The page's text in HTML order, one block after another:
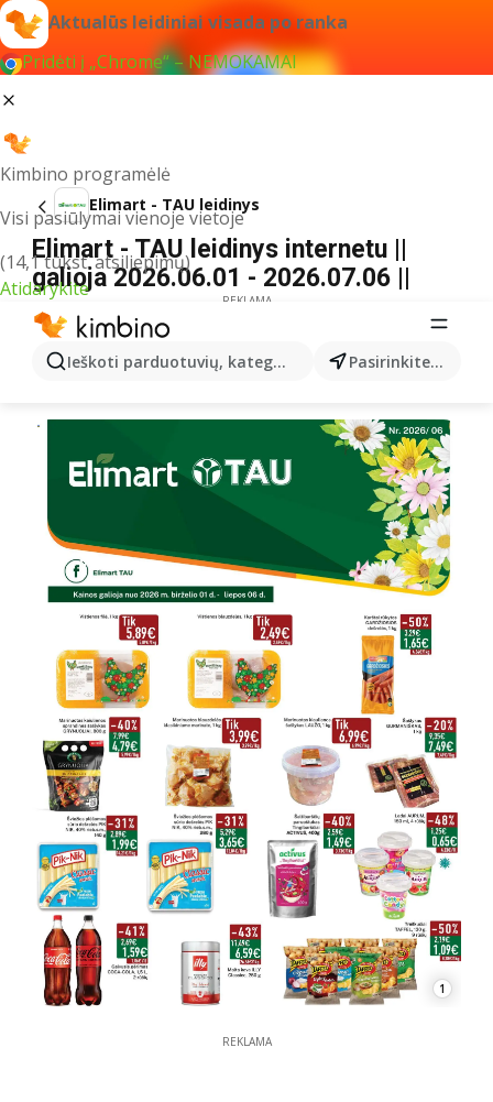
Aktualūs leidiniai visada po ranka
Pridėti į „Chrome“ – NEMOKAMAI
Kimbino programėlė
Visi pasiūlymai vienoje vietoje
(14,1 tūkst. atsiliepimų)
Atidarykite
Ieškoti parduotuvių, kategorijų, produktų... Pasirinkite miestą
Elimart - TAU leidinys
Elimart - TAU leidinys internetu ||
galioja 2026.06.01 - 2026.07.06 ||
REKLAMA
1
REKLAMA